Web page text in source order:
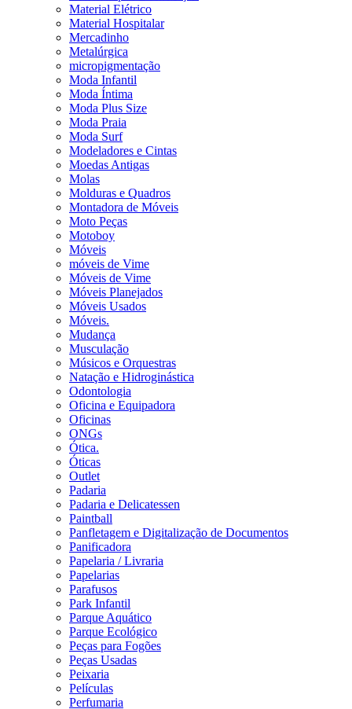
Material Elétrico
Material Hospitalar
Mercadinho
Metalúrgica
micropigmentação
Moda Infantil
Moda Íntima
Moda Plus Size
Moda Praia
Moda Surf
Modeladores e Cintas
Moedas Antigas
Molas
Molduras e Quadros
Montadora de Móveis
Moto Peças
Motoboy
Móveis
móveis de Vime
Móveis de Vime
Móveis Planejados
Móveis Usados
Móveis.
Mudança
Musculação
Músicos e Orquestras
Natação e Hidroginástica
Odontologia
Oficina e Equipadora
Oficinas
ONGs
Ótica.
Óticas
Outlet
Padaria
Padaria e Delicatessen
Paintball
Panfletagem e Digitalização de Documentos
Panificadora
Papelaria / Livraria
Papelarias
Parafusos
Park Infantil
Parque Aquático
Parque Ecológico
Peças para Fogões
Peças Usadas
Peixaria
Películas
Perfumaria